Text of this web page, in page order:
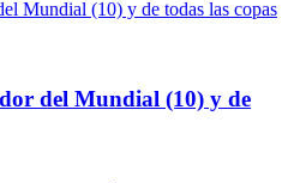
del Mundial (10) y de